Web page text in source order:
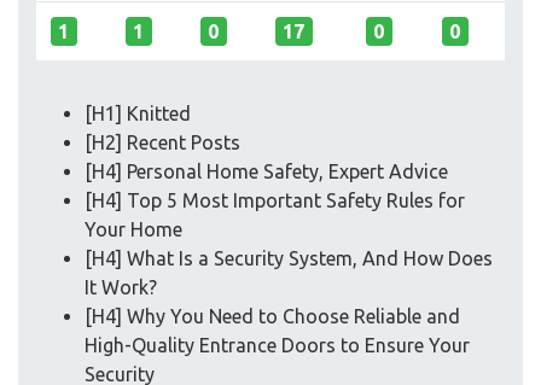
1 1 0 17 0 0
[H1] Knitted
[H2] Recent Posts
[H4] Personal Home Safety, Expert Advice
[H4] Top 5 Most Important Safety Rules for
Your Home
[H4] What Is a Security System, And How Does
It Work?
[H4] Why You Need to Choose Reliable and
High-Quality Entrance Doors to Ensure Your
Security